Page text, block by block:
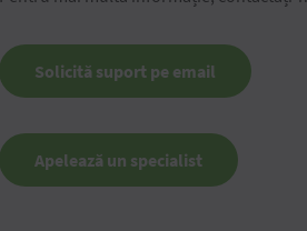
Solicită suport pe email
Apelează un specialist